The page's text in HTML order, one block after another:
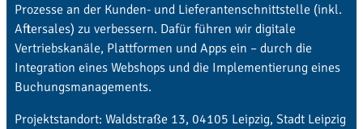
Prozesse an der Kunden- und Lieferantenschnittstelle (inkl.
Aftersales) zu verbessern. Dafür führen wir digitale
Vertriebskanäle, Plattformen und Apps ein – durch die
Integration eines Webshops und die Implementierung eines
Buchungsmanagements.
Projektstandort: Waldstraße 13, 04105 Leipzig, Stadt Leipzig